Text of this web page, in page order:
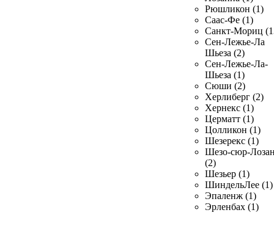
Рюшликон (1)
Саас-Фе (1)
Санкт-Мориц
Сен-Лежье-Ла
Шьеза (2)
Сен-Лежье-Ла-
Шьеза (1)
Сюши (2)
Херлиберг (2)
Хернекс (1)
Церматт (1)
Цолликон (1)
Шезерекс (1)
Шезо-сюр-
(2)
Шезьер (1)
ШиндельЛее (1)
Эпаленж (1)
Эрленбах (1)